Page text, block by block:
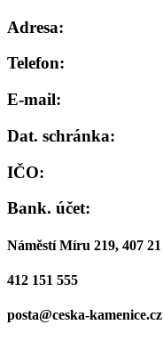
Adresa:
Telefon:
E-mail:
Dat. schránka:
IČO:
Bank. účet:
Náměstí Míru 219, 407 21
412 151 555
posta@ceska-kamenice.cz